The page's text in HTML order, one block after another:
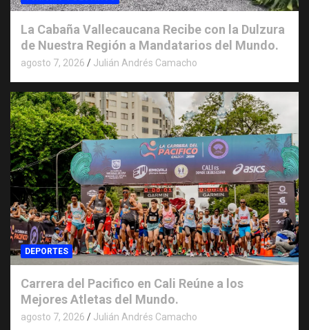
La Cabaña Vallecaucana Recibe con la Dulzura
de Nuestra Región a Mandatarios del Mundo.
agosto 7, 2026 Julián Andrés Camacho
DEPORTES
Carrera del Pacifico en Cali Reúne a los
Mejores Atletas del Mundo.
agosto 7, 2026 Julián Andrés Camacho